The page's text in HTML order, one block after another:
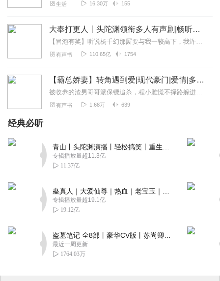
生活 16.30万 155
大奉打更人丨头陀渊领衔多人有声剧|畅听全集|王鹤棣、田曦薇主演影视剧原著|卖报小郎君
【冒泡有奖】听说杨千幻那厮要与我一较高下，我许七安要开始装叉了！快进入声音播放页戳下方输入框，冒个泡偷偷告诉我，我要用哪些诗词才能胜过他？说得好的，有赏！202...
有声书 110.65亿 1754
【霸总娇妻】转角遇到爱|现代豪门|爱情|多人演播
被收养的渣男哥哥派保镖追杀，程小雅慌不择路躲进飞机卫生间，却撞上了冷面豪门大佬凌楚寒。一场意外，她丢了初吻，他恋上她身上的清浅幽香，当场甩出结婚申请——没恋爱就...
有声书 1.68万 639
经典必听
专辑播放量超11.3亿
11.37亿
专辑播放量超19.1亿
19.12亿
最近一周更新
1764.03万